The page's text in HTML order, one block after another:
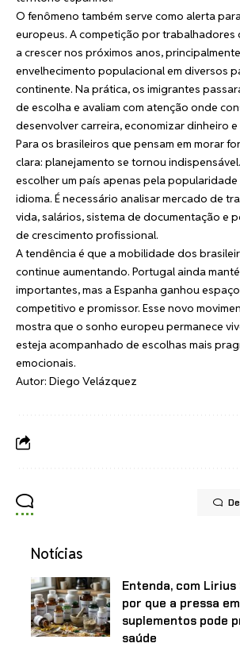
O fenômeno também serve como alerta
europeus. A competição por trabalhadores
a crescer nos próximos anos,
envelhecimento populacional em diversos
continente. Na prática, os imigrantes
de escolha e avaliam com atenção onde
desenvolver carreira, economizar dinheiro
Para os brasileiros que pensam em morar
clara: planejamento se tornou
escolher um país apenas pela
idioma. É necessário analisar mercado de
vida, salários, sistema de documentação e
de crescimento profissional.
A tendência é que a mobilidade dos
continue aumentando. Portugal ainda
importantes, mas a Espanha ganhou
competitivo e promissor. Esse novo
mostra que o sonho europeu permanece
esteja acompanhado de escolhas mais
emocionais.
Autor: Diego Velázquez
Notícias
Entenda, com
por que a pressa
suplementos pode
saúde